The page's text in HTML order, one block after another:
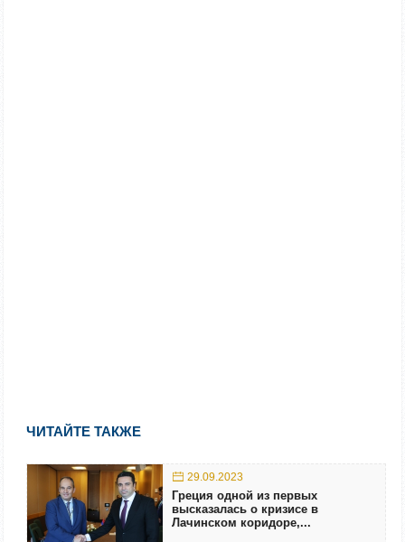
ЧИТАЙТЕ ТАКЖЕ
29.09.2023
Греция одной из первых
высказалась о кризисе в
Лачинском коридоре,...